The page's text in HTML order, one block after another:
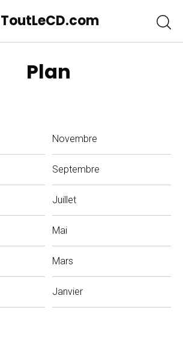
ToutLeCD.com
Plan
Novembre
Septembre
Juillet
Mai
Mars
Janvier